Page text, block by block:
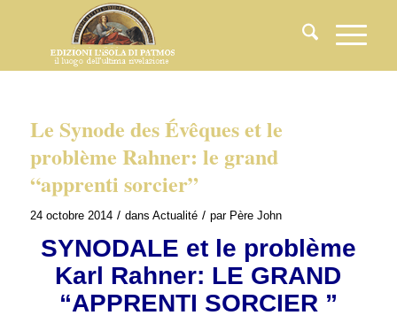
Le Synode des Évêques et le
problème Rahner: le grand
“apprenti sorcier”
24 octobre 2014 / dans Actualité / par Père John
SYNODALE et le problème
Karl Rahner: LE GRAND
“APPRENTI SORCIER ”